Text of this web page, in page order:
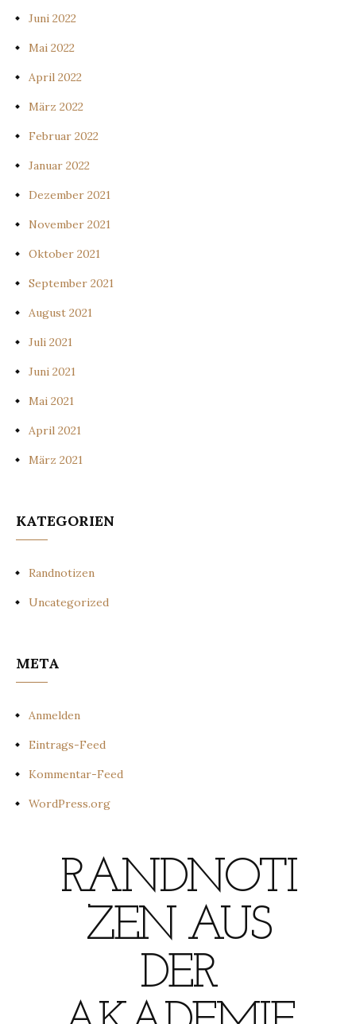
Juni 2022
Mai 2022
April 2022
März 2022
Februar 2022
Januar 2022
Dezember 2021
November 2021
Oktober 2021
September 2021
August 2021
Juli 2021
Juni 2021
Mai 2021
April 2021
März 2021
KATEGORIEN
Randnotizen
Uncategorized
META
Anmelden
Eintrags-Feed
Kommentar-Feed
WordPress.org
RANDNOTI
ZEN AUS
DER